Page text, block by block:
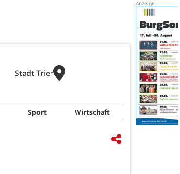
Stadt Trier
Sport Wirtschaft